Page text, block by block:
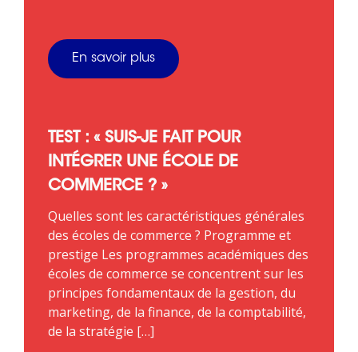
En savoir plus
TEST : « SUIS-JE FAIT POUR
INTÉGRER UNE ÉCOLE DE
COMMERCE ? »
Quelles sont les caractéristiques générales
des écoles de commerce ? Programme et
prestige Les programmes académiques des
écoles de commerce se concentrent sur les
principes fondamentaux de la gestion, du
marketing, de la finance, de la comptabilité,
de la stratégie […]